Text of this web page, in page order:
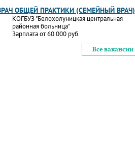
ОБЩЕЙ ПРАКТИКИ (СЕМЕЙНЫЙ ВРАЧ)
КОГБУЗ "Белохолуницкая центральная
районная больница"
Зарплата от 60 000 руб.
Все вакансии